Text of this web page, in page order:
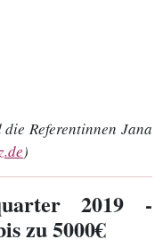
Referentinnen Jana
)
2019 -
zu 5000€